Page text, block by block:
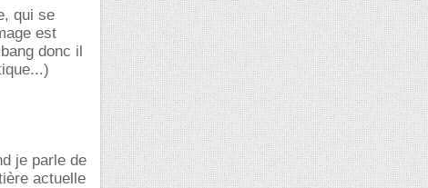
qui se
est
donc il
je parle de
actuelle